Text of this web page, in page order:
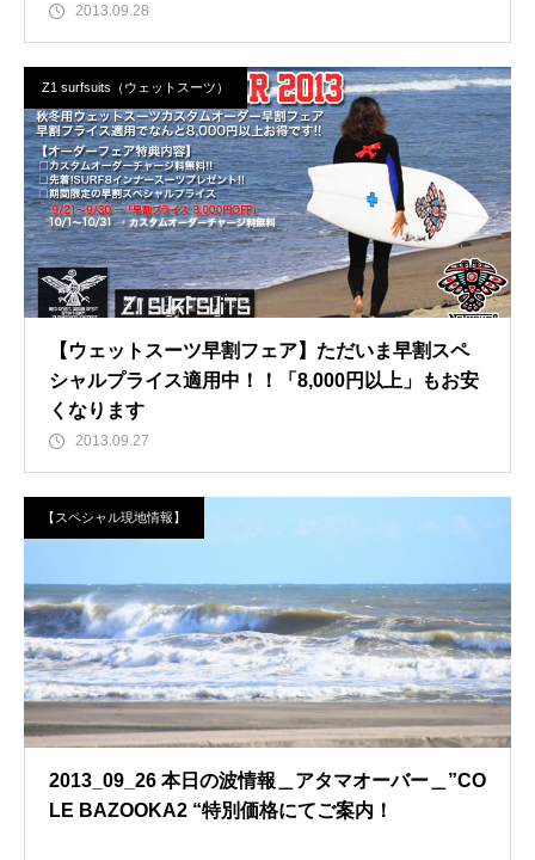
2013.09.28
Z1 surfsuits（ウェットスーツ）
【ウェットスーツ早割フェア】ただいま早割スペ
シャルプライス適用中！！「8,000円以上」もお安
くなります
2013.09.27
【スペシャル現地情報】
2013_09_26 本日の波情報＿アタマオーバー＿”CO
LE BAZOOKA2 “特別価格にてご案内！